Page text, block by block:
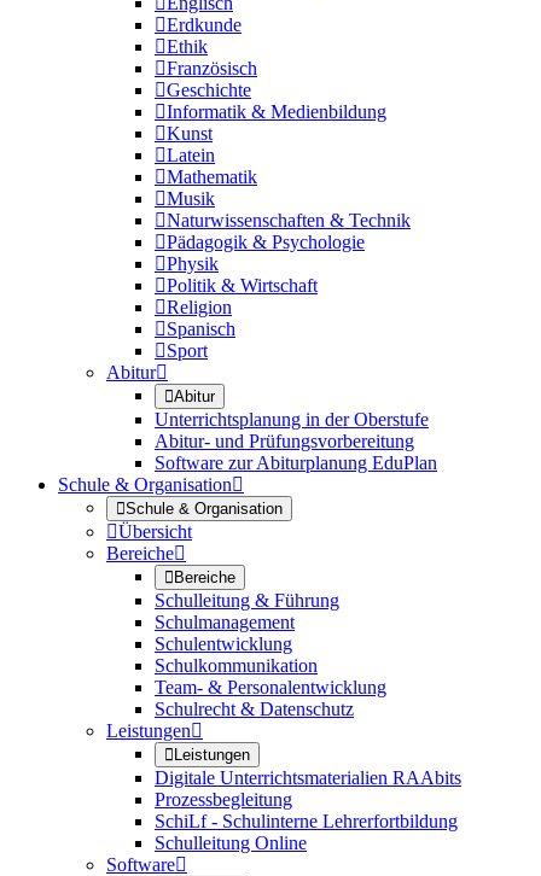
Erdkunde
Ethik
Französisch
Geschichte
Informatik & Medienbildung
Kunst
Latein
Mathematik
Musik
Naturwissenschaften & Technik
Pädagogik & Psychologie
Physik
Politik & Wirtschaft
Religion
Spanisch
Sport
Abitur
Abitur
Unterrichtsplanung in der Oberstufe
Abitur- und Prüfungsvorbereitung
Software zur Abiturplanung EduPlan
Schule & Organisation
Schule & Organisation
Übersicht
Bereiche
Bereiche
Schulleitung & Führung
Schulmanagement
Schulentwicklung
Schulkommunikation
Team- & Personalentwicklung
Schulrecht & Datenschutz
Leistungen
Leistungen
Digitale Unterrichtsmaterialien RAAbits
Prozessbegleitung
SchiLf - Schulinterne Lehrerfortbildung
Schulleitung Online
Software